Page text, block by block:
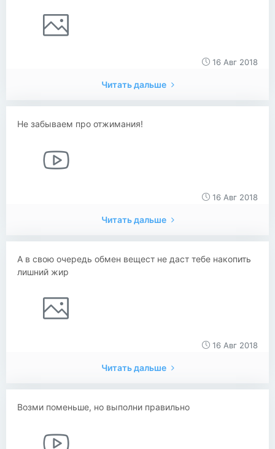
16 Авг 2018
Читать дальше
Не забываем про отжимания!
16 Авг 2018
Читать дальше
А в свою очередь обмен вещест не даст тебе накопить
лишний жир
16 Авг 2018
Читать дальше
Возми поменьше, но выполни правильно